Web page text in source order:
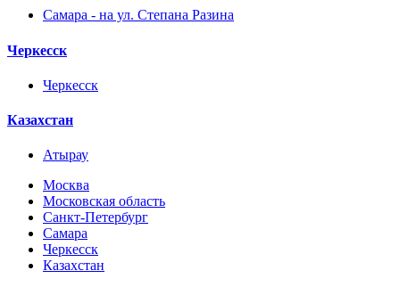
Самара - на ул. Степана Разина
Черкесск
Черкесск
Казахстан
Атырау
Москва
Московская область
Санкт-Петербург
Самара
Черкесск
Казахстан